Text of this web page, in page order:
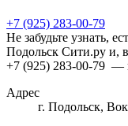
+7 (925) 283-00-79
Не забудьте узнать,
Подольск Сити.ру и,
+7 (925) 283-00-79 —
Адрес
г. Подольск,